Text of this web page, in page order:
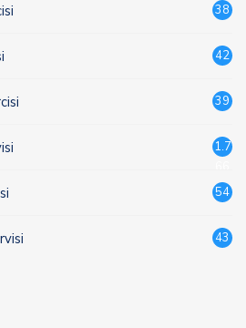
38
42
39
1.7
54
43